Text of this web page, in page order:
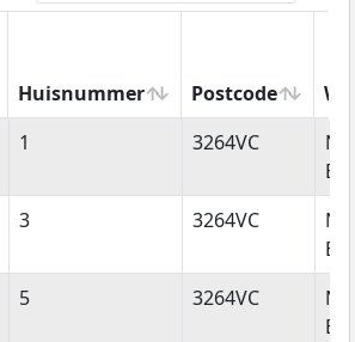
Huisnummer Postcode
Huisnummer Postcode
1 3264VC
3 3264VC
5 3264VC